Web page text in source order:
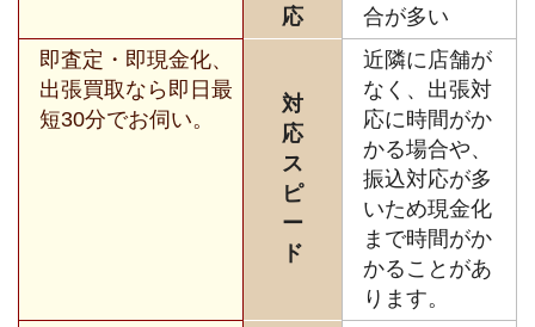
応
合が多い
即査定・即現金化、
出張買取なら即日最
短30分でお伺い。
対
応
ス
ピ
ー
ド
近隣に店舗が
なく、出張対
応に時間がか
かる場合や、
振込対応が多
いため現金化
まで時間がか
かることがあ
ります。